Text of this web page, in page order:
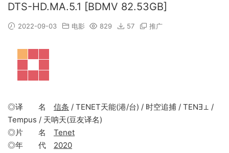
DTS-HD.MA.5.1 [BDMV 82.53GB]
2022-09-03 电影 829 57 推广
◎译 名 信条 / TENET天能(港/台) / 时空追捕 / TENƎ⊥ /
Tempus / 天呐天(豆友译名)
◎片 名 Tenet
◎年 代 2020